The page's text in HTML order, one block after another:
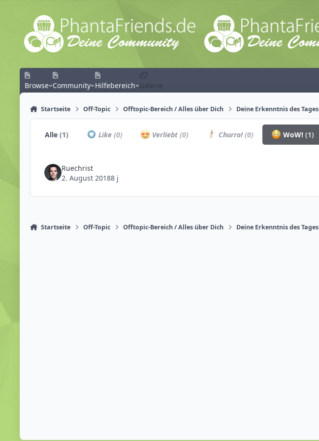
Zum Inhalt springen
Browse Community Hilfebereich Galerie
Startseite Off-Topic Offtopic-Bereich / Alles über Dich Deine Erkenntnis des Tages
Alle(1) Like (0) Verliebt(0) Churro!(0) WoW! (1)
Ruechrist
2. August 20188 j
Startseite Off-Topic Offtopic-Bereich / Alles über Dich Deine Erkenntnis des Tages